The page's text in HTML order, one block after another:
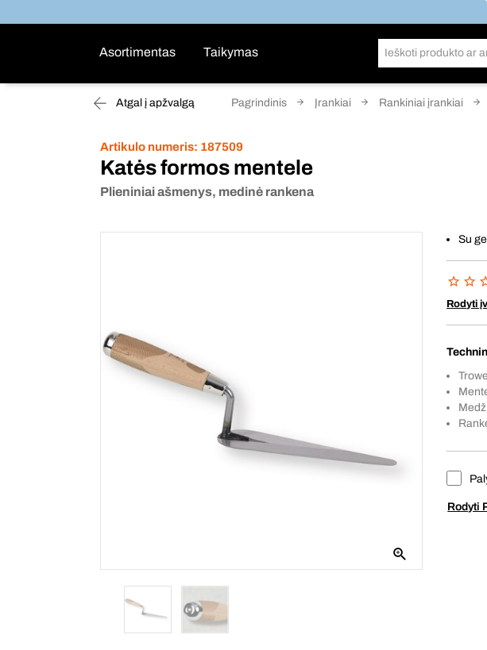
Asortimentas Taikymas
Atgal į apžvalgą Pagrindinis Įrankiai Rankiniai įrankiai
Artikulo numeris: 187509
Katės formos mentele
Plieniniai ašmenys, medinė rankena
Su
Rodyti
Rodyti